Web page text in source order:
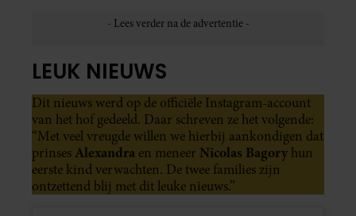
LEUK NIEUWS
Dit nieuws werd op de officiële Instagram-account
van het hof gedeeld. Daar schreven ze het volgende:
“Met veel vreugde willen we hierbij aankondigen dat
prinses Alexandra en meneer Nicolas Bagory hun
eerste kind verwachten. De twee families zijn
ontzettend blij met dit leuke nieuws.”